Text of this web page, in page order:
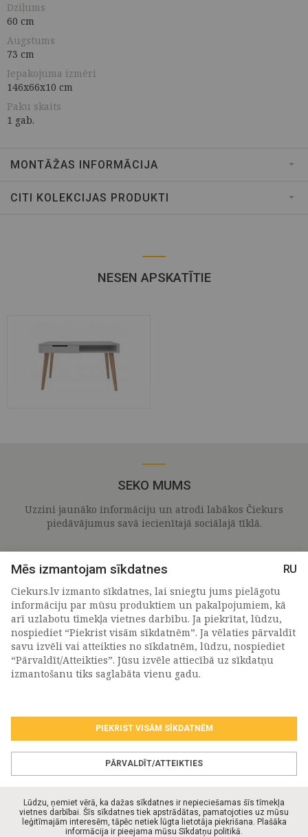
Dziļums
60 cm
Augstums
73 cm
Iepakojuma izmēri
146x66x10 cm
Paku skaits
1 gab.
MONTĀŽAS INFORMĀCIJA
CITI KOLEKCIJAS PRODUKTI
NESEN APSKATĪTIE
SEKO MUMS
Uzzini jaunāko informāciju un atrodi labākos Čiekurs
piedāvājumus savā iecienītajā sociālajā tīklā.
PIETEIKTIES MŪSU JAUNUMIEM
Piekrītu personasdatu apstrādes noteikumiem
© Ciekurs.lv 2026. Visas tiesības aizsargātas.
Mēs izmantojam sīkdatnes
RU
Ciekurs.lv izmanto sīkdatnes, lai sniegtu jums pielāgotu
informāciju par mūsu produktiem un pakalpojumiem, kā
arī uzlabotu tīmekļa vietnes darbību. Ja piekrītat, lūdzu,
nospiediet “Piekrist visām sīkdatnēm”. Ja vēlaties pārvaldīt
savu izvēli vai atteikties no sīkdatnēm, lūdzu, nospiediet
“Pārvaldīt/Atteikties”. Jūsu izvēle attiecībā uz sīkdatņu
izmantošanu tiks saglabāta vienu gadu.
PIEKRIST VISĀM SĪKDATNĒM
PĀRVALDĪT/ATTEIKTIES
Lūdzu, ņemiet vērā, ka dažas sīkdatnes ir nepieciešamas šīs tīmekļa
vietnes darbībai. Šīs sīkdatnes tiek apstrādātas, pamatojoties uz mūsu
leģitīmajām interesēm, tāpēc netiek lūgta lietotāja piekrišana. Plašāka
informācija ir pieejama mūsu Sīkdatņu politikā.